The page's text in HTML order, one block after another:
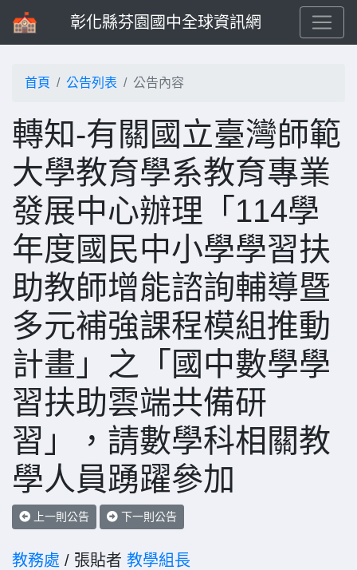
彰化縣芬園國中全球資訊網
首頁 公告列表 公告內容
轉知-有關國立臺灣師範
大學教育學系教育專業
發展中心辦理「114學
年度國民中小學學習扶
助教師增能諮詢輔導暨
多元補強課程模組推動
計畫」之「國中數學學
習扶助雲端共備研
習」，請數學科相關教
學人員踴躍參加
上一則公告 下一則公告
教務處 / 張貼者 教學組長